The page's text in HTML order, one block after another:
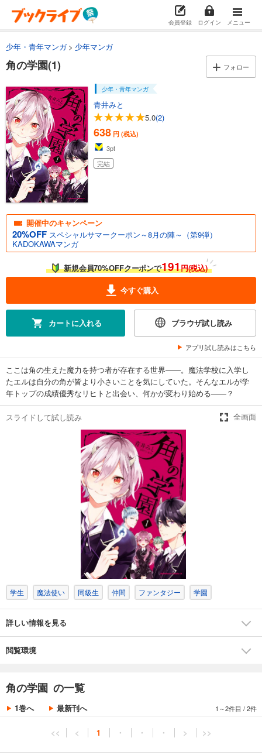
会員登録 ログイン メニュー
少年・青年マンガ 少年マンガ
角の学園(1) フォロー
少年・青年マンガ
青井みと
5.0(2)
638 円 (税込)
3pt
完結
開催中のキャンペーン
20%OFF スペシャルサマークーポン～8月の陣～（第9弾）
KADOKAWAマンガ
新規会員70%OFFクーポンで191円(税込)
今すぐ購入
カートに入れる ブラウザ試し読み
アプリ試し読みはこちら
ここは角の生えた魔力を持つ者が存在する世界――。魔法学校に入学し
たエルは自分の角が皆より小さいことを気にしていた。そんなエルが学
年トップの成績優秀なリヒトと出会い、何かが変わり始める――？
スライドして試し読み 全画面
学生 魔法使い 同級生 仲間 ファンタジー 学園
詳しい情報を見る
閲覧環境
角の学園 の一覧
1巻へ 最新刊へ 1～2件目 /2件
<< < 1 ・ ・ ・ > >>